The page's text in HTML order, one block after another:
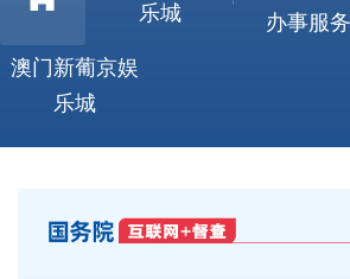
乐城
办事服务
澳门新葡京娱
乐城